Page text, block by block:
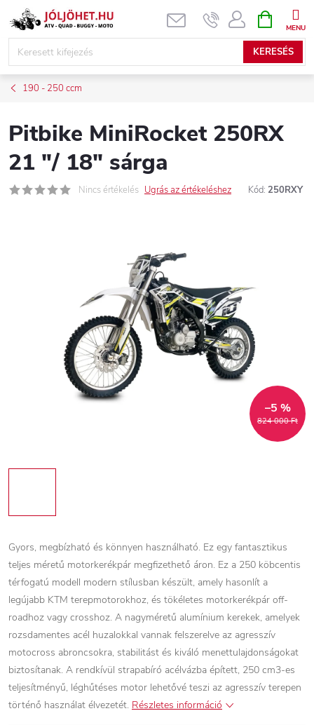
Ugrás
KERESÉS
KOSÁR
190 - 250 ccm
Pitbike MiniRocket 250RX
21 "/ 18" sárga
Nincs értékelés Ugrás az értékeléshez Kód: 250RXY
824 000 Ft
–5 %
Gyors, megbízható és könnyen használható. Ez egy fantasztikus
teljes méretű motorkerékpár megfizethető áron. Ez a 250 köbcentis
térfogatú modell modern stílusban készült, amely hasonlít a
legújabb KTM terepmotorokhoz, és tökéletes motorkerékpár off-
roadhoz vagy crosshoz. A nagyméretű alumínium kerekek, amelyek
rozsdamentes acél huzalokkal vannak felszerelve az agresszív
motocross abroncsokra, stabilitást és kiváló menettulajdonságokat
biztosítanak. A rendkívül strapabíró acélvázba épített, 250 cm3-es
teljesítményű, léghűtéses motor lehetővé teszi az agresszív terepen
történő használat élvezetét. Részletes információ